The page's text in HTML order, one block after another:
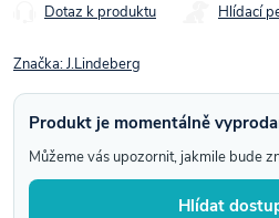
Dotaz k produktu Hlídací
Značka:J.Lindeberg
Produkt je momentálně
Můžeme vás upozornit, jakmile bude
Hlídat